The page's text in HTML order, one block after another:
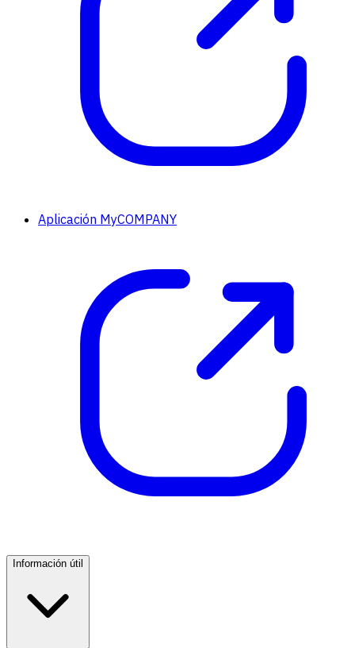
Aplicación MyCOMPANY
Información útil